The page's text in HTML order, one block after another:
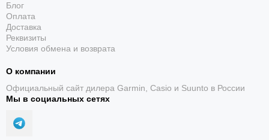
Блог
Оплата
Доставка
Реквизиты
Условия обмена и возврата
О компании
Официальный сайт дилера Garmin, Casio и Suunto в России
Мы в социальных сетях